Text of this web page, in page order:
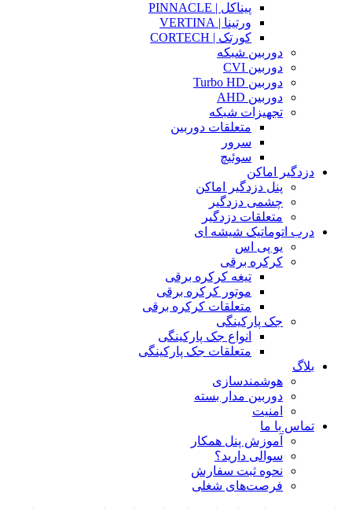
پیناکل | PINNACLE
ورتینا | VERTINA
کورتک | CORTECH
دوربین شبکه
دوربین CVI
دوربین Turbo HD
دوربین AHD
تجهیزات شبکه
متعلقات دوربین
سرور
سوئیچ
دزدگیر اماکن
پنل دزدگیر اماکن
چشمی دزدگیر
متعلقات دزدگیر
درب اتوماتیک شیشه ای
یو پی اس
کرکره برقی
تیغه کرکره برقی
موتور کرکره برقی
متعلقات کرکره برقی
جک پارکینگی
انواع جک پارکینگی
متعلقات جک پارکینگی
بلاگ
هوشمندسازی
دوربین مدار بسته
امنیت
تماس با ما
آموزش پنل همکار
سوالی دارید؟
نحوه ثبت سفارش
فرصت‌های شغلی